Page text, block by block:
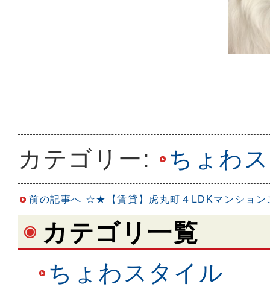
カテゴリー: ちょわ
前の記事へ ☆★【賃貸】虎丸町４LDKマンショ
カテゴリ一覧
ちょわスタイル